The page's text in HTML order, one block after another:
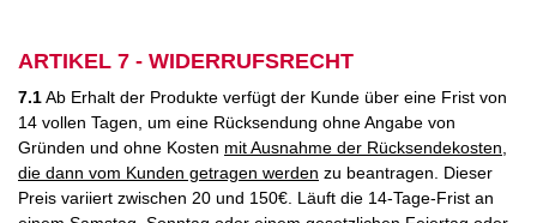
ARTIKEL 7 - WIDERRUFSRECHT
7.1Ab Erhalt der Produkte verfügt der Kunde über eine Frist von
14 vollen Tagen, um eine Rücksendung ohne Angabe von
Gründen und ohne Kosten mit Ausnahme der Rücksendekosten,
die dann vom Kunden getragen werden zu beantragen . Dieser
Preis variiert zwischen 20 und 150€. Läuft die 14-Tage-Frist an